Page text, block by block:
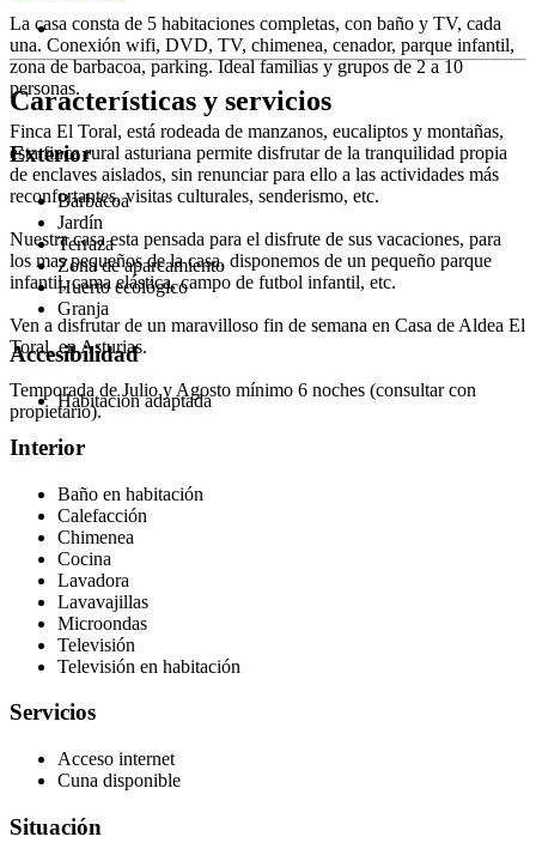
La casa consta de 5 habitaciones completas, con baño y TV, cada
una. Conexión wifi, DVD, TV, chimenea, cenador, parque infantil,
zona de barbacoa, parking. Ideal familias y grupos de 2 a 10
personas.
Finca El Toral, está rodeada de manzanos, eucaliptos y montañas,
esta finca rural asturiana permite disfrutar de la tranquilidad propia
de enclaves aislados, sin renunciar para ello a las actividades más
reconfortantes, visitas culturales, senderismo, etc.
Nuestra casa esta pensada para el disfrute de sus vacaciones, para
los mas pequeños de la casa, disponemos de un pequeño parque
infantil, cama elástica, campo de futbol infantil, etc.
Ven a disfrutar de un maravilloso fin de semana en Casa de Aldea El
Toral, en Asturias.
Temporada de Julio y Agosto mínimo 6 noches (consultar con
propietario).
Características y servicios
Exterior
Barbacoa
Jardín
Terraza
Zona de aparcamiento
Huerto ecológico
Granja
Accesibilidad
Habitación adaptada
Interior
Baño en habitación
Calefacción
Chimenea
Cocina
Lavadora
Lavavajillas
Microondas
Televisión
Televisión en habitación
Servicios
Acceso internet
Cuna disponible
Situación